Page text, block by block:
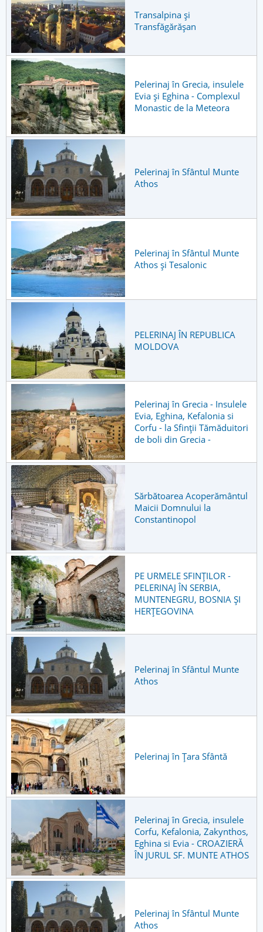
Transalpina și
Transfăgărășan
Pelerinaj în Grecia, insulele
Evia și Eghina - Complexul
Monastic de la Meteora
Pelerinaj în Sfântul Munte
Athos
Pelerinaj în Sfântul Munte
Athos și Tesalonic
PELERINAJ ÎN REPUBLICA
MOLDOVA
Pelerinaj în Grecia - Insulele
Evia, Eghina, Kefalonia si
Corfu - la Sfinţii Tămăduitori
de boli din Grecia -
Sărbătoarea Acoperământul
Maicii Domnului la
Constantinopol
PE URMELE SFINȚILOR -
PELERINAJ ÎN SERBIA,
MUNTENEGRU, BOSNIA ȘI
HERȚEGOVINA
Pelerinaj în Sfântul Munte
Athos
Pelerinaj în Țara Sfântă
Pelerinaj în Grecia, insulele
Corfu, Kefalonia, Zakynthos,
Eghina si Evia - CROAZIERĂ
ÎN JURUL SF. MUNTE ATHOS
Pelerinaj în Sfântul Munte
Athos